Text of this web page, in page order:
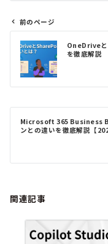
ゲ
ー
前のページ
OneDrive
を徹底解説
Microsoft 365 Business
ンとの違いを徹底解説【
関連記事